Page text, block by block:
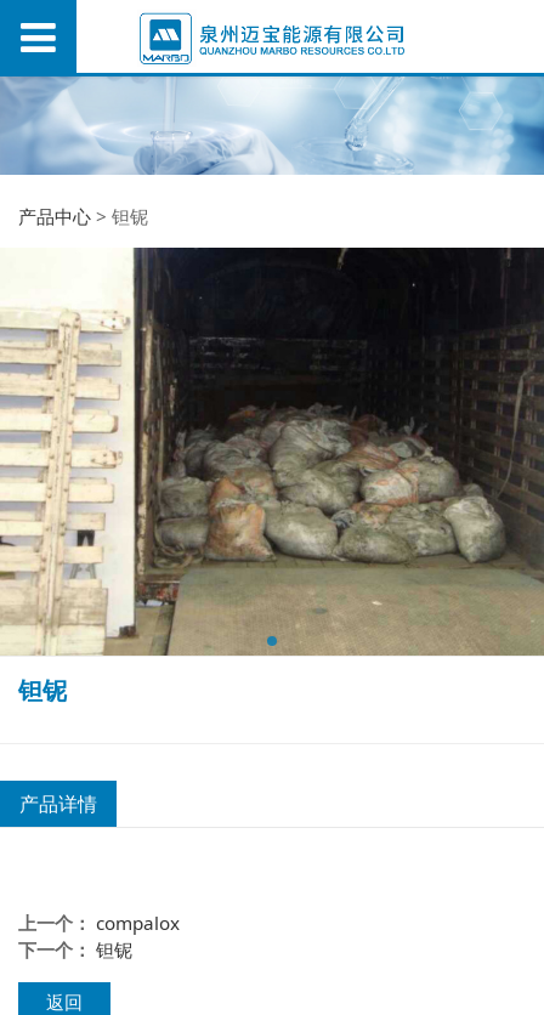
产品中心 >钽铌
钽铌
产品详情
上一个：compalox
下一个：钽铌
返回